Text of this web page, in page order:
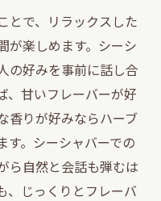
とで、リラックスした
が楽しめます。シーシ
の好みを事前に話し合
、甘いフレーバーが好
香りが好みならハーブ
す。シーシャバーでの
ら自然と会話も弾むは
、じっくりとフレーバ